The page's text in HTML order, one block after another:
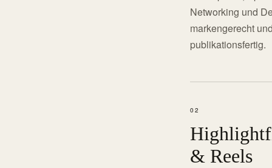
Networking und
markengerecht
publikationsfertig.
02
& Reels